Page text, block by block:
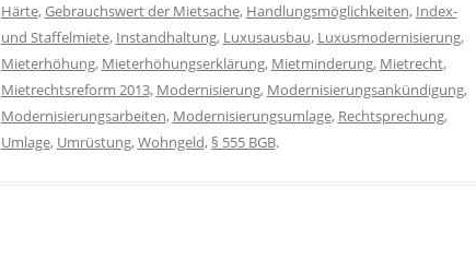
Härte,Gebrauchswert der Mietsache, Handlungsmöglichkeiten, Index-
und Staffelmiete, Instandhaltung, Luxusausbau, Luxusmodernisierung,
Mieterhöhung, Mieterhöhungserklärung, Mietminderung, Mietrecht,
Mietrechtsreform 2013, Modernisierung, Modernisierungsankündigung,
Modernisierungsarbeiten, Modernisierungsumlage, Rechtsprechung,
Umlage, Umrüstung,Wohngeld, § 555 BGB.